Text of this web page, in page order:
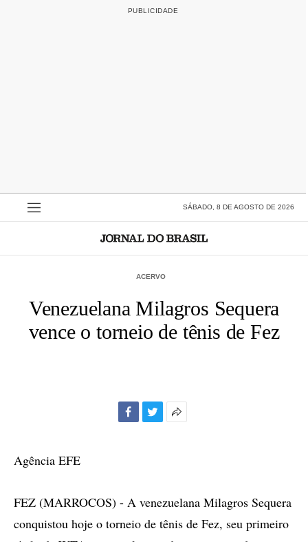
SÁBADO, 8 DE AGOSTO DE 2026
ACERVO
Venezuelana Milagros Sequera
vence o torneio de tênis de Fez
Agência EFE
FEZ (MARROCOS) - A venezuelana Milagros Sequera
conquistou hoje o torneio de tênis de Fez, seu primeiro